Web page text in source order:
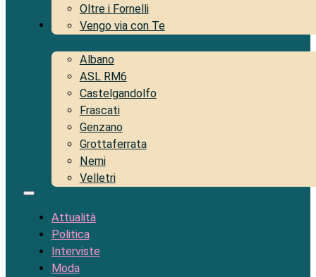
Oltre i Fornelli
Vengo via con Te
Territorio
Albano
ASL RM6
Castelgandolfo
Frascati
Genzano
Grottaferrata
Nemi
Velletri
Attualità
Politica
Interviste
Moda